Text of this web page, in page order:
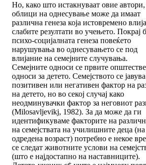
Но, како што истакнуваат овие
облици на однесување може да имаат
различна генеза која истовремено
слабите резултати во учењето. Покрај
психо-социјалната генеза повеќето
нарушувања во однесувањето се под
влијание на семејните случувања.
Семејните односи се првите
односи за детето. Семејството се
позитивен или негативен фактор на
на детето, но во секој случај како
неодминувачки фактор за неговиот
(Milosavljevikj, 1982). За да може да ги
идентификуваме факторите на
на семејствата на училишните деца (на
одредена возраст) потребно е некое
се следат животните услови на
(што е најдостапно на наставниците).